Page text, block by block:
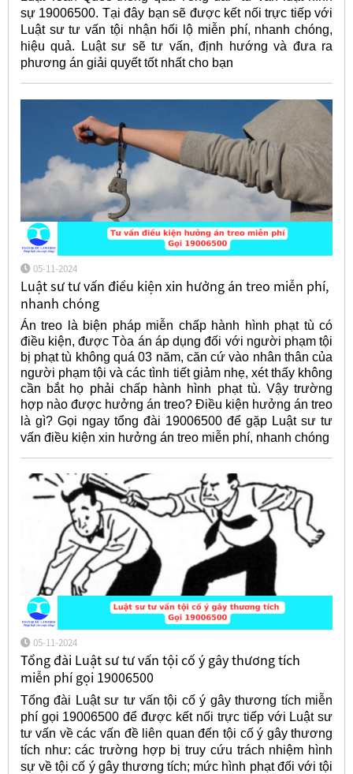
sự 19006500. Tại đây bạn sẽ được kết nối trực tiếp với
Luật sư tư vấn tội nhận hối lộ miễn phí, nhanh chóng,
hiệu quả. Luật sư sẽ tư vấn, định hướng và đưa ra
phương án giải quyết tốt nhất cho bạn
05-11-2024
Luật sư tư vấn điều kiện xin hưởng án treo miễn phí,
nhanh chóng
Án treo là biện pháp miễn chấp hành hình phạt tù có
điều kiện, được Tòa án áp dụng đối với người phạm tội
bị phạt tù không quá 03 năm, căn cứ vào nhân thân của
người phạm tội và các tình tiết giảm nhẹ, xét thấy không
cần bắt họ phải chấp hành hình phạt tù. Vậy trường
hợp nào được hưởng án treo? Điều kiện hưởng án treo
là gì? Gọi ngay tổng đài 19006500 để gặp Luật sưtư
vấn điều kiện xin hưởng án treo miễn phí, nhanh chóng
05-11-2024
Tổng đài Luật sư tư vấn tội cố ý gây thương tích
miễn phí gọi 19006500
Tổng đài Luật sư tư vấn tội cố ý gây thương tích miễn
phí gọi 19006500 để được kết nối trực tiếp với Luật sư
tư vấn về các vấn đề liên quan đến tội cố ý gây thương
tích như: các trường hợp bị truy cứu trách nhiệm hình
sự về tội cố ý gây thương tích; mức hình phạt đối với tội